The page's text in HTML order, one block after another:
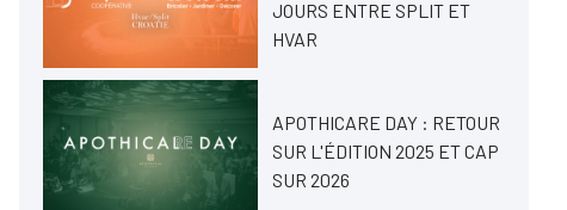
JOURS ENTRE SPLIT ET
HVAR
APOTHICARE DAY : RETOUR
SUR L'ÉDITION 2025 ET CAP
SUR 2026